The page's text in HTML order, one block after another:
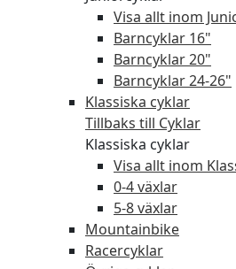
Visa allt inom
Barncyklar 16"
Barncyklar 20"
Barncyklar 24-26"
Klassiska cyklar
Tillbaks till Cyklar
Klassiska cyklar
Visa allt inom
0-4 växlar
5-8 växlar
Mountainbike
Racercyklar